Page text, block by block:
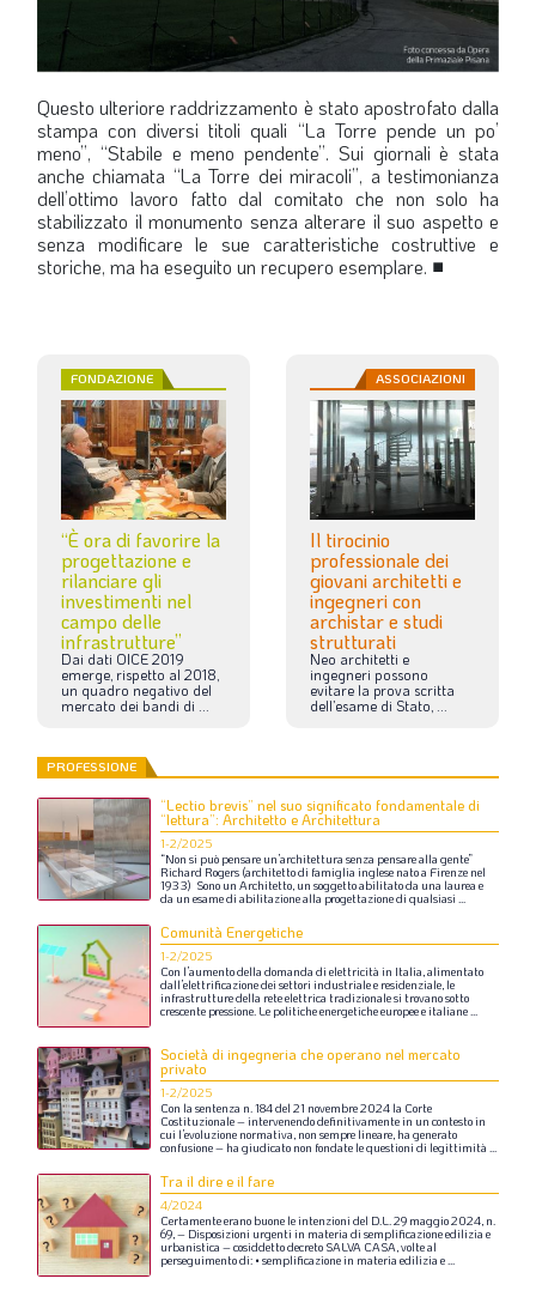
Questo ulteriore raddrizzamento è stato apostrofato dalla
stampa con diversi titoli quali “La Torre pende un po’
meno”, “Stabile e meno pendente”. Sui giornali è stata
anche chiamata “La Torre dei miracoli”, a testimonianza
dell’ottimo lavoro fatto dal comitato che non solo ha
stabilizzato il monumento senza alterare il suo aspetto e
senza modificare le sue caratteristiche costruttive e
storiche, ma ha eseguito un recupero esemplare. ■
FONDAZIONE
“È ora di favorire la
progettazione e
rilanciare gli
investimenti nel
campo delle
infrastrutture”
Dai dati OICE2019
emerge, rispetto al 2018,
un quadro negativo del
mercato dei bandi di
ASSOCIAZIONI
Il tirocinio
professionale dei
giovani architetti e
ingegneri con
archistar e studi
strutturati
Neo architetti e
ingegneri possono
evitare la prova scritta
dell’esame di Stato,
PROFESSIONE
“Lectio brevis” nel suo significato fondamentale di
“lettura”: Architetto e Architettura
1-2/2025
“Non si può pensare un’architettura senza pensarealla gente”
Richard Rogers (architettodi famiglia inglese natoa Firenze nel
1933) Sono un Architetto, un soggettoabilitatoda una laurea e
da un esamedi abilitazionealla progettazionedi qualsiasi ...
Comunità Energetiche
1-2/2025
Con l’aumentodella domanda di elettricità in Italia,alimentato
dall’elettrificazionedei settori industrialee residenziale, le
infrastrutturedella reteelettrica tradizionalesi trovanosotto
crescente pressione. Le politicheenergeticheeuropeeeitaliane...
Società di ingegneria che operano nel mercato
privato
1-2/2025
Con la sentenza n.184del 21 novembre2024 la Corte
Costituzionale–intervenendodefinitivamentein un contestoin
cui l’evoluzione normativa, non sempre lineare, ha generato
confusione– ha giudicato non fondate lequestioni di legittimità ...
Tra il dire e il fare
4/2024
Certamenteerano buone leintenzioni del D.L.29 maggio2024, n.
69,– Disposizioni urgenti in materia di semplificazioneedilizia e
urbanistica –cosiddettodecreto SALVA CASA,volteal
perseguimentodi: • semplificazionein materia edilizia e...